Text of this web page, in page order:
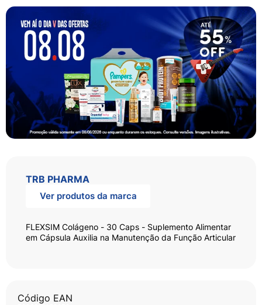
TRB PHARMA
Ver produtos da marca
FLEXSIM Colágeno - 30 Caps - Suplemento Alimentar
em Cápsula Auxilia na Manutenção da Função Articular
Código EAN